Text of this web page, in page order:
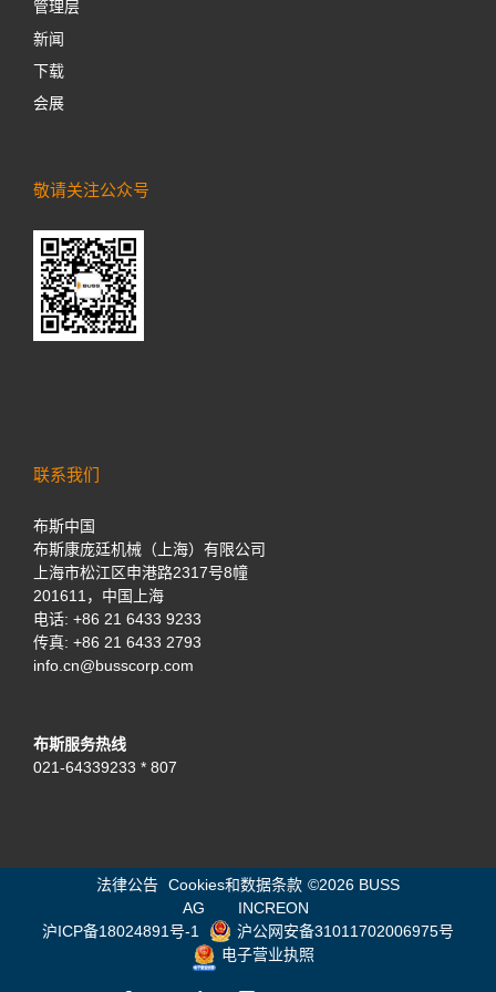
管理层
新闻
下载
会展
敬请关注公众号
联系我们
布斯中国
布斯康庞廷机械（上海）有限公司
上海市松江区申港路2317号8幢
201611，中国上海
电话: +86 21 6433 9233
传真: +86 21 6433 2793
info.cn@busscorp.com
布斯服务热线
021-64339233 * 807
法律公告 Cookies和数据条款 ©2026 BUSS
AG
INCREON
沪ICP备18024891号-1
沪公网安备31011702006975号
电子营业执照